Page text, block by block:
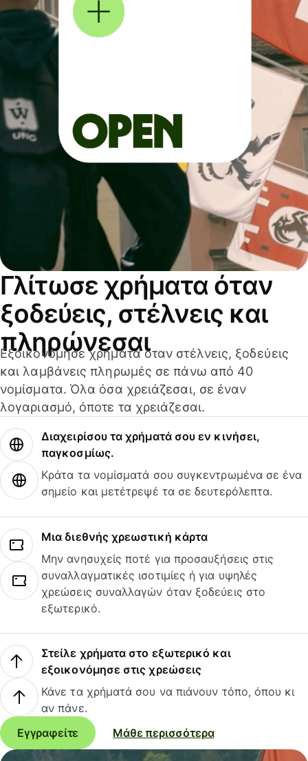
Γλίτωσε χρήματα όταν
ξοδεύεις, στέλνεις και
πληρώνεσαι
Εξοικονόμησε χρήματα όταν στέλνεις, ξοδεύεις
και λαμβάνεις πληρωμές σε πάνω από 40
νομίσματα. Όλα όσα χρειάζεσαι, σε έναν
λογαριασμό, όποτε τα χρειάζεσαι.
Διαχειρίσου τα χρήματά σου εν κινήσει,
παγκοσμίως.
Κράτα τα νομίσματά σου συγκεντρωμένα σε ένα
σημείο και μετέτρεψέ τα σε δευτερόλεπτα.
Μια διεθνής χρεωστική κάρτα
Μην ανησυχείς ποτέ για προσαυξήσεις στις
συναλλαγματικές ισοτιμίες ή για υψηλές
χρεώσεις συναλλαγών όταν ξοδεύεις στο
εξωτερικό.
Στείλε χρήματα στο εξωτερικό και
εξοικονόμησε στις χρεώσεις
Κάνε τα χρήματά σου να πιάνουν τόπο, όπου κι
αν πάνε.
Εγγραφείτε
Μάθε περισσότερα